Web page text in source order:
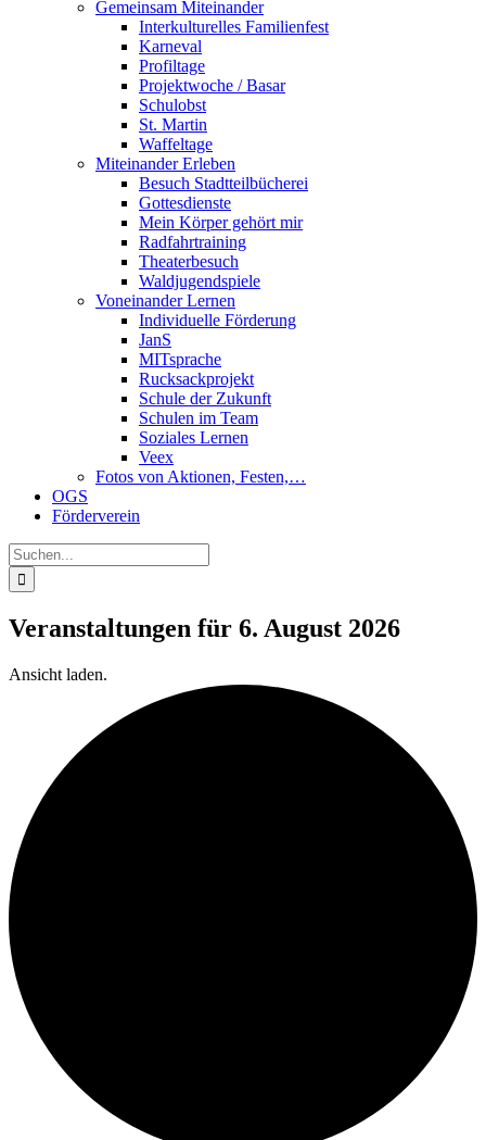
Gemeinsam Miteinander
Interkulturelles Familienfest
Karneval
Profiltage
Projektwoche / Basar
Schulobst
St. Martin
Waffeltage
Miteinander Erleben
Besuch Stadtteilbücherei
Gottesdienste
Mein Körper gehört mir
Radfahrtraining
Theaterbesuch
Waldjugendspiele
Voneinander Lernen
Individuelle Förderung
JanS
MITsprache
Rucksackprojekt
Schule der Zukunft
Schulen im Team
Soziales Lernen
Veex
Fotos von Aktionen, Festen,…
OGS
Förderverein
Suche
nach:
Veranstaltungen für 6. August 2026
Ansicht laden.